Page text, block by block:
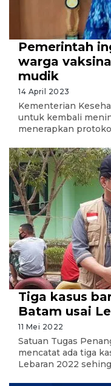
Pemerintah
warga
mudik
14 April 2023
Kementerian
untuk kembali
menerapkan
Tiga kasus
Batam usai
11 Mei 2022
Satuan Tugas
mencatat ada tiga
Lebaran 2022